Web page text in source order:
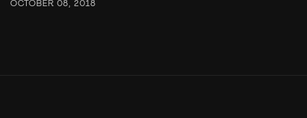
OCTOBER 08, 2018